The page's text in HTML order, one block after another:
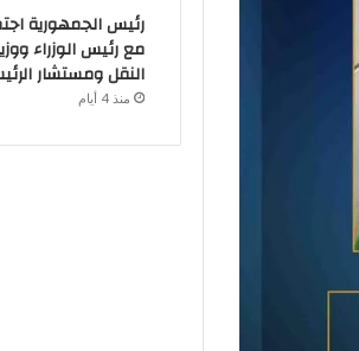
رئيس الجمهورية
مع رئيس الوزراء
النقل ومستشار
منذ 4 أيام